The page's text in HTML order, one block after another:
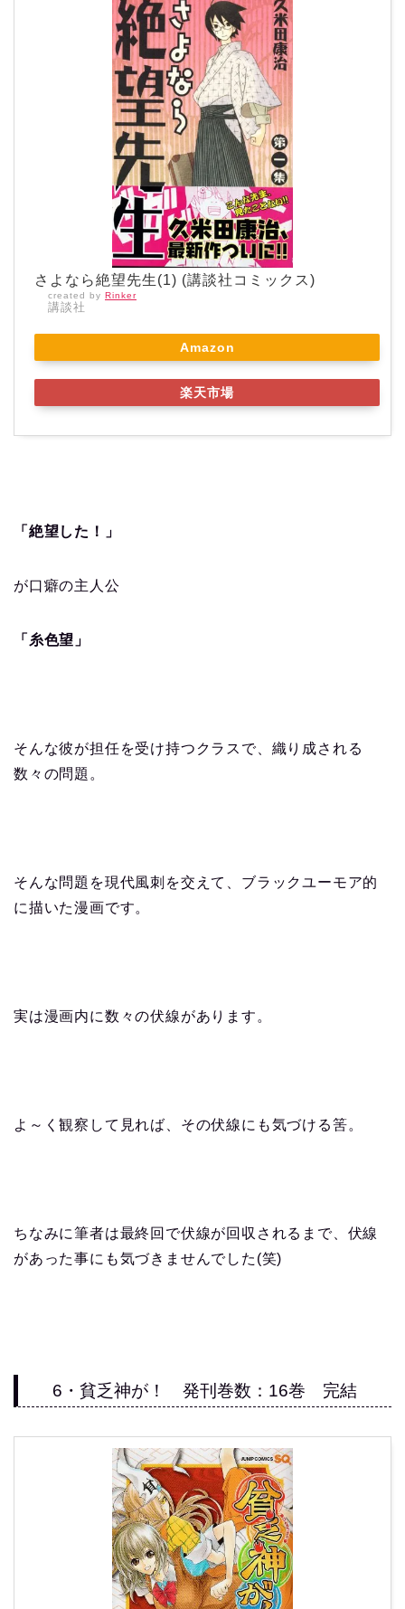
さよなら絶望先生(1) (講談社コミックス)
created by Rinker
講談社
Amazon
楽天市場
「絶望した！」
が口癖の主人公
「糸色望」
そんな彼が担任を受け持つクラスで、織り成される
数々の問題。
そんな問題を現代風刺を交えて、ブラックユーモア的
に描いた漫画です。
実は漫画内に数々の伏線があります。
よ～く観察して見れば、その伏線にも気づける筈。
ちなみに筆者は最終回で伏線が回収されるまで、伏線
があった事にも気づきませんでした(笑)
6・貧乏神が！ 発刊巻数：16巻 完結